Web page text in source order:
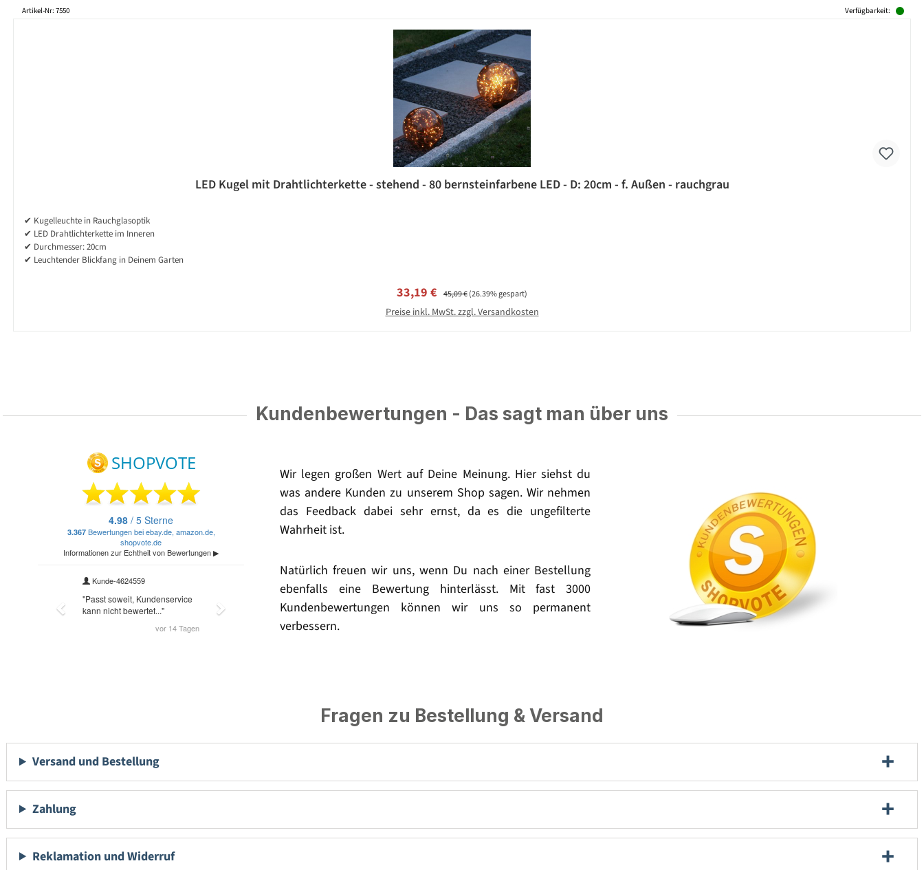
Produktgalerie überspringen
Artikel-Nr: 7550 Verfügbarkeit:
LED Kugel mit Drahtlichterkette - stehend - 80 bernsteinfarbene LED - D: 20cm - f. Außen - rauchgrau
✔ Kugelleuchte in Rauchglasoptik
✔ LED Drahtlichterkette im Inneren
✔ Durchmesser: 20cm
✔ Leuchtender Blickfang in Deinem Garten
Verkaufspreis:
33,19 € Regulärer Preis:
45,09 €(26.39% gespart)
Preise inkl. MwSt. zzgl. Versandkosten
Kundenbewertungen - Das sagt man über uns
Wir legen großen Wert auf Deine Meinung. Hier siehst du
was andere Kunden zu unserem Shop sagen. Wir nehmen
das Feedback dabei sehr ernst, da es die ungefilterte
Wahrheit ist.
Natürlich freuen wir uns, wenn Du nach einer Bestellung
ebenfalls eine Bewertung hinterlässt. Mit fast 3000
Kundenbewertungen können wir uns so permanent
verbessern.
Fragen zu Bestellung & Versand
Versand und Bestellung
Zahlung
Reklamation und Widerruf